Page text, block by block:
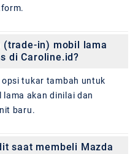
(trade-in) mobil lama
di Caroline.id?
opsi tukar tambah untuk
lama akan dinilai dan
baru.
saat membeli Mazda